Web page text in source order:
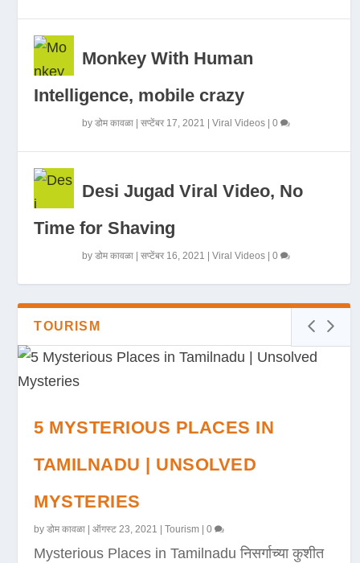
Monkey With Human
Intelligence, mobile crazy
byडोम कावळा |सप्टेंबर 17, 2021 |Viral Videos |0
Desi Jugad Viral Video, No
Time for Shaving
byडोम कावळा |सप्टेंबर 16, 2021 |Viral Videos |0
TOURISM
5 MYSTERIOUS PLACES IN
TAMILNADU | UNSOLVED
MYSTERIES
byडोम कावळा |ऑगस्ट 23, 2021 |Tourism |0
Mysterious Places in Tamilnadu निसर्गाच्या कुशीत